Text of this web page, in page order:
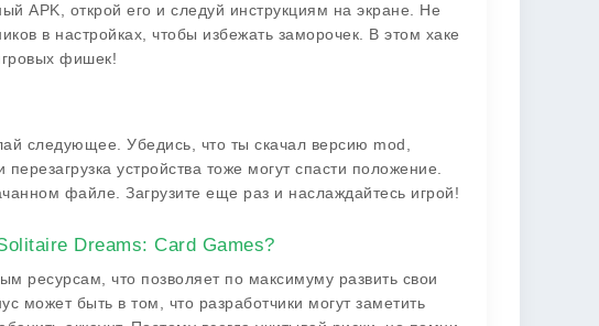
APK, открой его и следуй инструкциям на экране. Не
в настройках, чтобы избежать заморочек. В этом хаке
фишек!
следующее. Убедись, что ты скачал версию mod,
устройства тоже могут спасти положение.
файле. Загрузите еще раз и наслаждайтесь игрой!
Dreams: Card Games?
ресурсам, что позволяет по максимуму развить свои
может быть в том, что разработчики могут заметить